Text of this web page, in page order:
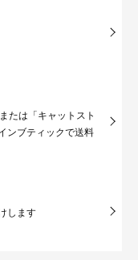
たは「キャットスト
ンブティックで送料
します